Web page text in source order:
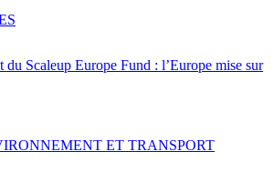
du Scaleup Europe Fund : l’Europe mise sur
ET TRANSPORT